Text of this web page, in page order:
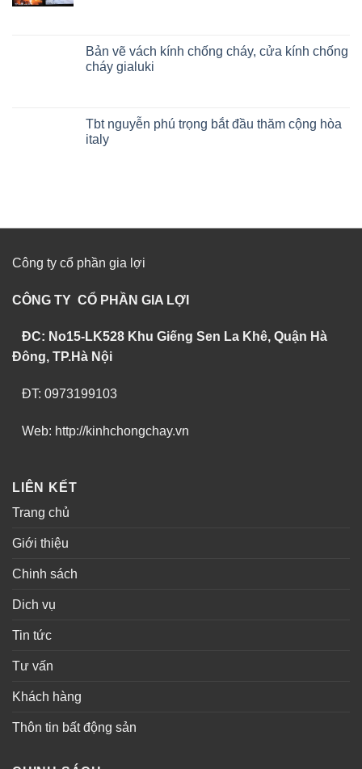
Bản vẽ vách kính chống cháy, cửa kính chống
cháy gialuki
Tbt nguyễn phú trọng bắt đầu thăm cộng hòa
italy
Công ty cổ phần gia lợi
CÔNG TY CỔ PHẦN GIA LỢI
ĐC: No15-LK528 Khu Giếng Sen La Khê, Quận Hà
Đông, TP.Hà Nội
ĐT: 0973199103
Web: http://kinhchongchay.vn
LIÊN KẾT
Trang chủ
Giới thiệu
Chinh sách
Dich vụ
Tin tức
Tư vấn
Khách hàng
Thôn tin bất động sản